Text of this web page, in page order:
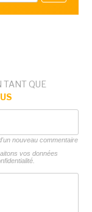
TANT QUE
nouveau commentaire
vos données